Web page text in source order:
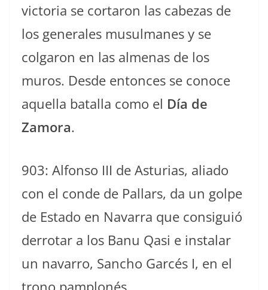
victoria se cortaron las cabezas de
los generales musulmanes y se
colgaron en las almenas de los
muros. Desde entonces se conoce
aquella batalla como el Día de
Zamora.
903: Alfonso III de Asturias, aliado
con el conde de Pallars, da un golpe
de Estado en Navarra que consiguió
derrotar a los Banu Qasi e instalar
un navarro, Sancho Garcés I, en el
trono pamplonés.